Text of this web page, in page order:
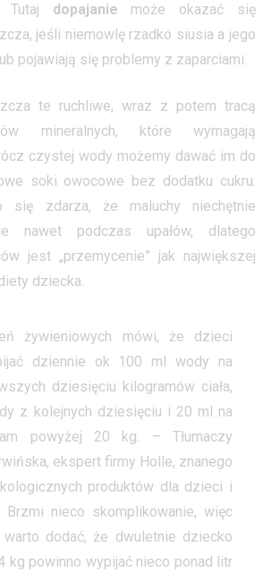
Tutaj dopajanie może okazać się
jeśli niemowlę rzadko siusia a jego
pojawiają się problemy z zaparciami.
te ruchliwe, wraz z potem tracą
mineralnych, które wymagają
czystej wody możemy dawać im do
soki owocowe bez dodatku cukru.
się zdarza, że maluchy niechętnie
nawet podczas upałów, dlatego
jest „przemycenie” jak największej
dziecka.
żywieniowych mówi, że dzieci
dziennie ok 100 ml wody na
dziesięciu kilogramów ciała,
z kolejnych dziesięciu i 20 ml na
powyżej 20 kg. – Tłumaczy
ekspert firmy Holle, znanego
produktów dla dzieci i
Brzmi nieco skomplikowanie, więc
dodać, że dwuletnie dziecko
kg powinno wypijać nieco ponad litr